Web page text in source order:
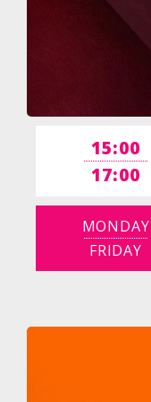
15:00
17:00
MONDAY
FRIDAY